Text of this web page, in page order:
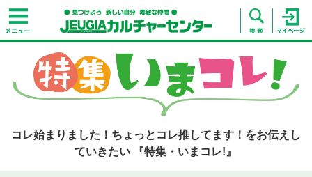
コレ始まりました！ちょっとコレ推してます！をお伝えし
ていきたい 『特集・いまコレ!』